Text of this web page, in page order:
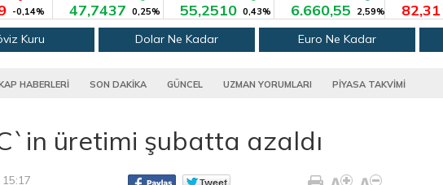
-0,14% 47,7437 0,25% 55,2510 0,43% 6.660,55 2,59% 82,31
Kuru Dolar Ne Kadar Euro Ne Kadar
HABERLERİ SON DAKİKA GÜNCEL UZMAN YORUMLARI PİYASA TAKVİMİ
üretimi şubatta azaldı